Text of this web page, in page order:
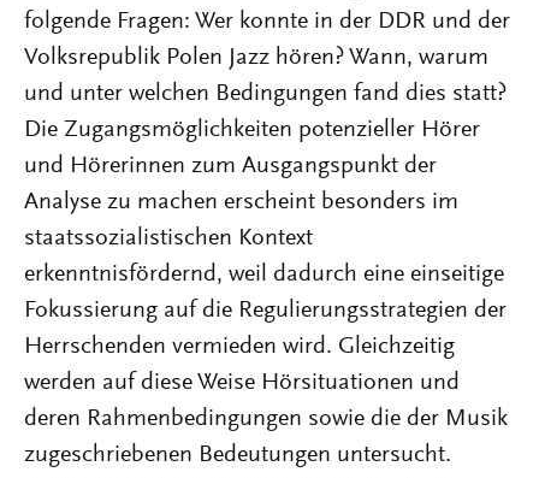
folgende Fragen: Wer konnte in der DDR und der
Volksrepublik Polen Jazz hören? Wann, warum
und unter welchen Bedingungen fand dies statt?
Die Zugangsmöglichkeiten potenzieller Hörer
und Hörerinnen zum Ausgangspunkt der
Analyse zu machen erscheint besonders im
staatssozialistischen Kontext
erkenntnisfördernd, weil dadurch eine einseitige
Fokussierung auf die Regulierungsstrategien der
Herrschenden vermieden wird. Gleichzeitig
werden auf diese Weise Hörsituationen und
deren Rahmenbedingungen sowie die der Musik
zugeschriebenen Bedeutungen untersucht.